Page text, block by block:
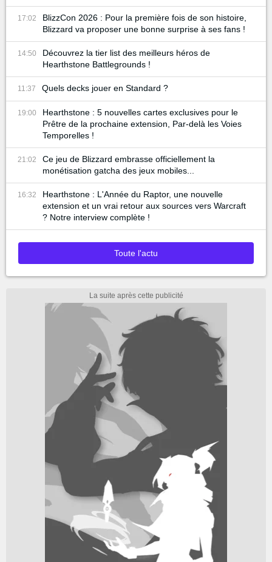
17:02
BlizzCon 2026 : Pour la première fois de son histoire,
Blizzard va proposer une bonne surprise à ses fans !
14:50
Découvrez la tier list des meilleurs héros de
Hearthstone Battlegrounds !
11:37 Quels decks jouer en Standard ?
19:00
Hearthstone : 5 nouvelles cartes exclusives pour le
Prêtre de la prochaine extension, Par-delà les Voies
Temporelles !
21:02
Ce jeu de Blizzard embrasse officiellement la
monétisation gatcha des jeux mobiles...
16:32
Hearthstone : L'Année du Raptor, une nouvelle
extension et un vrai retour aux sources vers Warcraft
? Notre interview complète !
Toute l'actu